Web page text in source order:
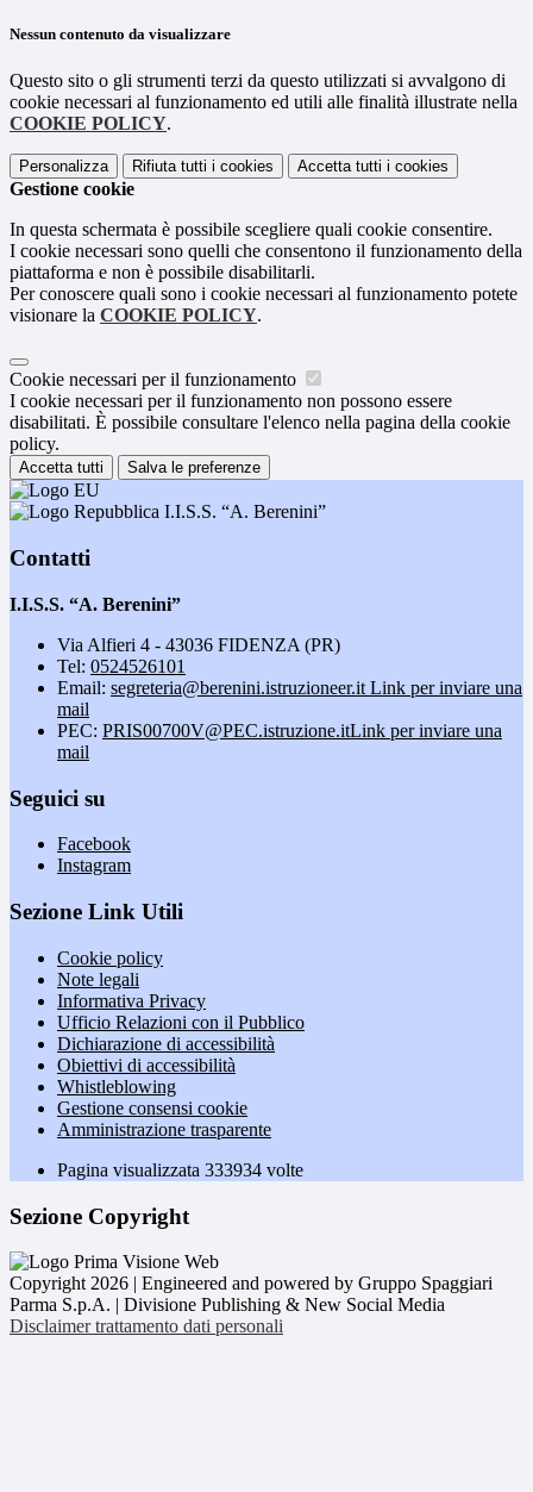
Nessun contenuto da visualizzare
Questo sito o gli strumenti terzi da questo utilizzati si avvalgono di
cookie necessari al funzionamento ed utili alle finalità illustrate nella
COOKIE POLICY.
Personalizza Rifiuta tutti i cookies Accetta tutti i cookies
Gestione cookie
In questa schermata è possibile scegliere quali cookie consentire.
I cookie necessari sono quelli che consentono il funzionamento della
piattaforma e non è possibile disabilitarli.
Per conoscere quali sono i cookie necessari al funzionamento potete
visionare la COOKIE POLICY.
Cookie necessari per il funzionamento
I cookie necessari per il funzionamento non possono essere
disabilitati. È possibile consultare l'elenco nella pagina della cookie
policy.
Accetta tutti Salva le preferenze
I.I.S.S. “A. Berenini”
Contatti
I.I.S.S. “A. Berenini”
Via Alfieri 4 - 43036 FIDENZA (PR)
Tel: 0524526101
Email: segreteria@berenini.istruzioneer.it Link per inviare una
mail
PEC: PRIS00700V@PEC.istruzione.itLink per inviare una
mail
Seguici su
Facebook
Instagram
Sezione Link Utili
Cookie policy
Note legali
Informativa Privacy
Ufficio Relazioni con il Pubblico
Dichiarazione di accessibilità
Obiettivi di accessibilità
Whistleblowing
Gestione consensi cookie
Amministrazione trasparente
Pagina visualizzata 333934 volte
Sezione Copyright
Copyright 2026 | Engineered and powered by Gruppo Spaggiari
Parma S.p.A. | Divisione Publishing & New Social Media
Disclaimer trattamento dati personali